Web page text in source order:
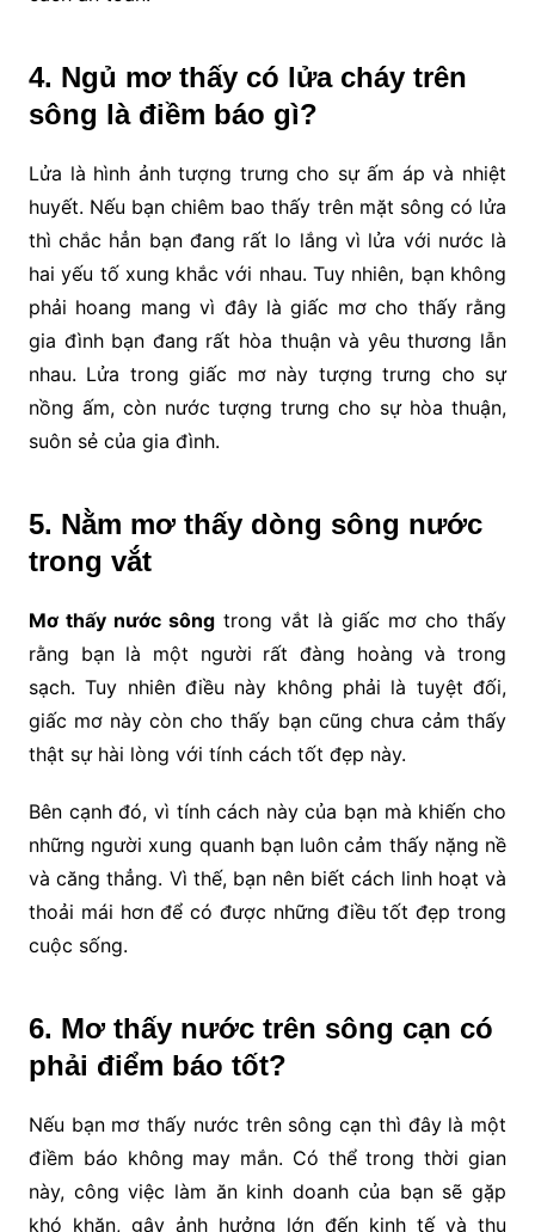
4. Ngủ mơ thấy có lửa cháy trên
sông là điềm báo gì?
Lửa là hình ảnh tượng trưng cho sự ấm áp và nhiệt
huyết. Nếu bạn chiêm bao thấy trên mặt sông có lửa
thì chắc hẳn bạn đang rất lo lắng vì lửa với nước là
hai yếu tố xung khắc với nhau. Tuy nhiên, bạn không
phải hoang mang vì đây là giấc mơ cho thấy rằng
gia đình bạn đang rất hòa thuận và yêu thương lẫn
nhau. Lửa trong giấc mơ này tượng trưng cho sự
nồng ấm, còn nước tượng trưng cho sự hòa thuận,
suôn sẻ của gia đình.
5. Nằm mơ thấy dòng sông nước
trong vắt
Mơ thấy nước sôngtrong vắt là giấc mơ cho thấy
rằng bạn là một người rất đàng hoàng và trong
sạch. Tuy nhiên điều này không phải là tuyệt đối,
giấc mơ này còn cho thấy bạn cũng chưa cảm thấy
thật sự hài lòng với tính cách tốt đẹp này.
Bên cạnh đó, vì tính cách này của bạn mà khiến cho
những người xung quanh bạn luôn cảm thấy nặng nề
và căng thẳng. Vì thế, bạn nên biết cách linh hoạt và
thoải mái hơn để có được những điều tốt đẹp trong
cuộc sống.
6. Mơ thấy nước trên sông cạn có
phải điểm báo tốt?
Nếu bạn mơ thấy nước trên sông cạn thì đây là một
điềm báo không may mắn. Có thể trong thời gian
này, công việc làm ăn kinh doanh của bạn sẽ gặp
khó khăn, gây ảnh hưởng lớn đến kinh tế và thu